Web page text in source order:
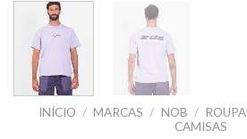
INÍCIO / MARCAS / NOB /
CAMISAS